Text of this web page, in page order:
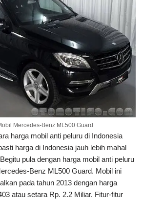
Mercedes-Benz ML500 Guard
harga mobil anti peluru di Indonesia
harga di Indonesia jauh lebih mahal
pula dengan harga mobil anti peluru
Benz ML500 Guard. Mobil ini
pada tahun 2013 dengan harga
atau setara Rp. 2.2 Miliar. Fitur-fitur